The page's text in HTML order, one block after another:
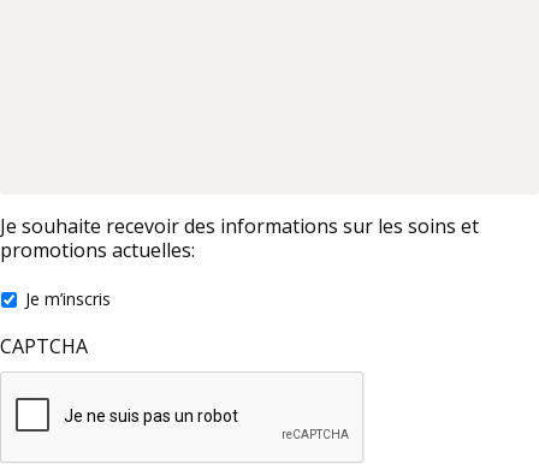
Je souhaite recevoir des informations sur les soins et
promotions actuelles:
Je m’inscris
CAPTCHA